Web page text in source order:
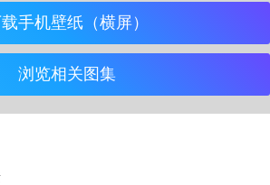
手机壁纸（横屏）
浏览相关图集